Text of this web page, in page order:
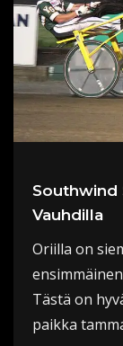
Southwind
Vauhdilla
Oriilla on
Tästä on
paikka